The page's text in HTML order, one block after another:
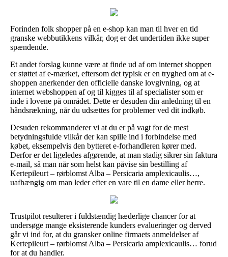
Forinden folk shopper på en e-shop kan man til hver en tid
granske webbutikkens vilkår, dog er det undertiden ikke super
spændende.
Et andet forslag kunne være at finde ud af om internet shoppen
er støttet af e-mærket, eftersom det typisk er en tryghed om at e-
shoppen anerkender den officielle danske lovgivning, og at
internet webshoppen af og til kigges til af specialister som er
inde i lovene på området. Dette er desuden din anledning til en
håndsrækning, når du udsættes for problemer ved dit indkøb.
Desuden rekommanderer vi at du er på vagt for de mest
betydningsfulde vilkår der kan spille ind i forbindelse med
købet, eksempelvis den bytteret e-forhandleren kører med.
Derfor er det ligeledes afgørende, at man stadig sikrer sin faktura
e-mail, så man når som helst kan påvise sin bestilling af
Kertepileurt – rørblomst Alba – Persicaria amplexicaulis…,
uafhængig om man leder efter en vare til en dame eller herre.
Trustpilot resulterer i fuldstændig hæderlige chancer for at
undersøge mange eksisterende kunders evalueringer og derved
går vi ind for, at du gransker online firmaets anmeldelser af
Kertepileurt – rørblomst Alba – Persicaria amplexicaulis… forud
for at du handler.